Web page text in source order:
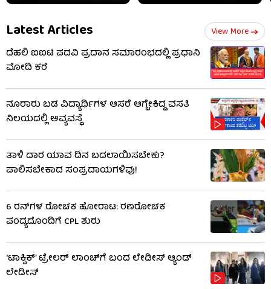
Latest Articles View More
ದೆಹಲಿ ಐಐಟಿ ಪದವಿ ಪ್ರದಾನ ಸಮಾರಂಭದಲ್ಲಿ ಪ್ರಧಾನಿ
ಮೋದಿ ಕರೆ
ನೂರಾರು ಬಡ ವಿದ್ಯಾರ್ಥಿಗಳ ಆಸರೆ ಆಗ್ಬೇಕಿದ್ದ ವಸತಿ
ನಿಲಯದಲ್ಲಿ ಅವ್ಯವಸ್ಥೆ
ತಾಳಿ ದಾರ ಯಾವ ದಿನ ಬದಲಾಯಿಸಬೇಕು?
ಪಾಲಿಸಬೇಕಾದ ಸಂಪ್ರದಾಯಗಳಿವು!
6 ರನ್​ಗಳ ರೋಚಕ ಹೋರಾಟ: ರಣರೋಚಕ
ಪಂದ್ಯದೊಂದಿಗೆ CPL​ ಶುರು
‘ಟಾಕ್ಸಿಕ್’ ಟ್ರೇಲರ್ ಲಾಂಚ್​ಗೆ ಬಂದ ಲೇಡೀಸ್ ಆ್ಯಂಡ್
ಲೇಡೀಸ್